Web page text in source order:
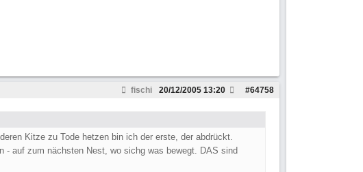
fischi #64758
20/12/2005 13:20
Kitze zu Tode hetzen bin ich der erste, der abdrückt.
- auf zum nächsten Nest, wo sichg was bewegt. DAS sind